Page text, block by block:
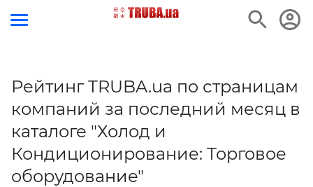
Рейтинг TRUBA.ua по страницам
компаний за последний месяц в
каталоге "Холод и
Кондиционирование: Торговое
оборудование"